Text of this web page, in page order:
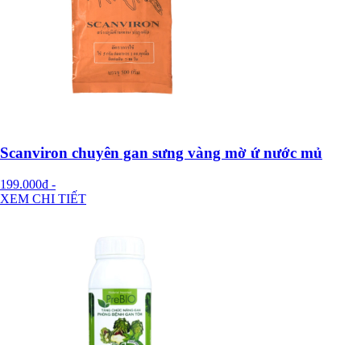
Scanviron chuyên gan sưng vàng mờ ứ nước mủ
199.000đ -
XEM CHI TIẾT